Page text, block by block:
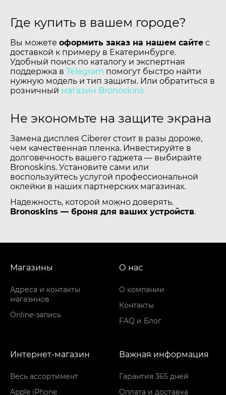
Где купить в вашем городе?
Вы можете оформить заказ на нашем сайте с
доставкой к примеру в Екатеринбурге.
Удобный поиск по каталогу и экспертная
поддержка в Telegram помогут быстро найти
нужную модель и тип защиты. Или обратиться в
розничный магазин Bronoskins
Не экономьте на защите экрана
Замена дисплея Ciberer стоит в разы дороже,
чем качественная пленка. Инвестируйте в
долговечность вашего гаджета — выбирайте
Bronoskins. Установите сами или
воспользуйтесь услугой профессиональной
оклейки в наших партнерских магазинах.
Надежность, которой можно доверять.
Bronoskins — броня для ваших устройств.
Магазины
Адреса и контакты
магазинов
Online-запись
О нас
О компании
Контакты
FAQ и Блог
Интернет-магазин
Весь ассортимент
Apple iPhone
Важная информация
Гарантия 365 дней
Оплата и доставка